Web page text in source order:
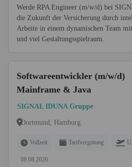
Werde RPA Engineer (m/w/d) bei
die Zukunft der Versicherung durch
Arbeite in einem dynamischen Team
und viel Gestaltungsspielraum.
Softwareentwickler (m/w/d)
Mainframe & Java
SIGNAL IDUNA Gruppe
Dortmund, Hamburg
Vollzeit Tarifvergütung
08.08.2026